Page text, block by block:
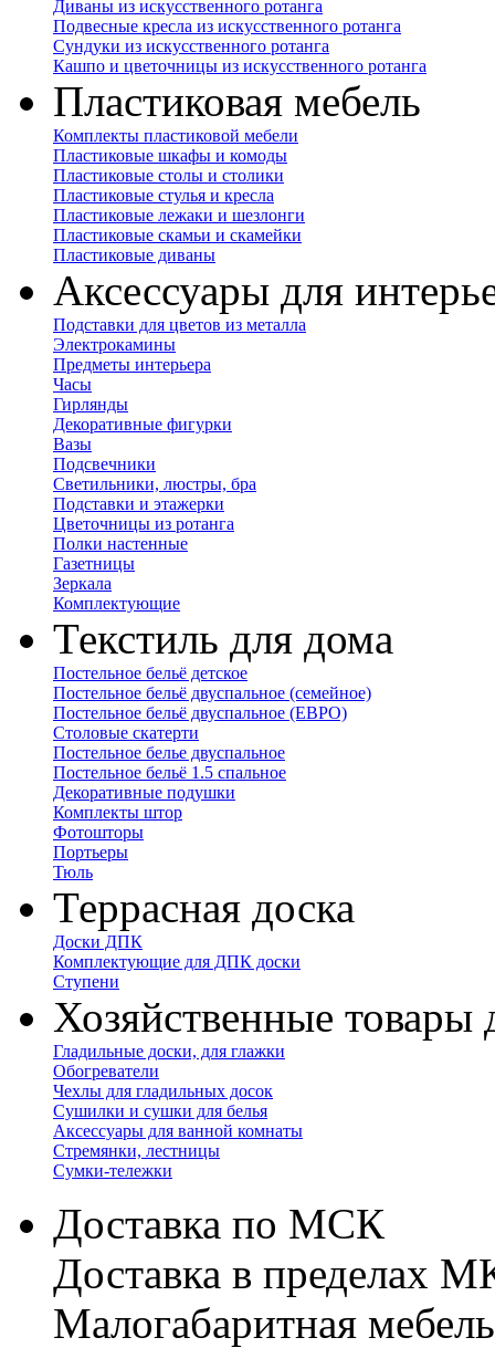
Диваны из искусственного ротанга
Подвесные кресла из искусственного ротанга
Сундуки из искусственного ротанга
Кашпо и цветочницы из искусственного ротанга
Пластиковая мебель
Комплекты пластиковой мебели
Пластиковые шкафы и комоды
Пластиковые столы и столики
Пластиковые стулья и кресла
Пластиковые лежаки и шезлонги
Пластиковые скамьи и скамейки
Пластиковые диваны
Аксессуары для
Подставки для цветов из металла
Электрокамины
Предметы интерьера
Часы
Гирлянды
Декоративные фигурки
Вазы
Подсвечники
Светильники, люстры, бра
Подставки и этажерки
Цветочницы из ротанга
Полки настенные
Газетницы
Зеркала
Комплектующие
Текстиль для дома
Постельное бельё детское
Постельное бельё двуспальное (семейное)
Постельное бельё двуспальное (ЕВРО)
Столовые скатерти
Постельное белье двуспальное
Постельное бельё 1.5 спальное
Декоративные подушки
Комплекты штор
Фотошторы
Портьеры
Тюль
Террасная доска
Доски ДПК
Комплектующие для ДПК доски
Ступени
Хозяйственные товары
Гладильные доски, для глажки
Обогреватели
Чехлы для гладильных досок
Сушилки и сушки для белья
Аксессуары для ванной комнаты
Стремянки, лестницы
Сумки-тележки
Доставка по МСК
Доставка в пределах
Малогабаритная